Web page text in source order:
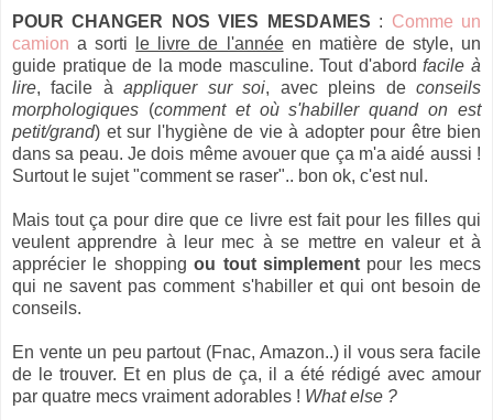
POUR CHANGER NOS VIES MESDAMES : Comme un
camion a sorti le livre de l'annéeen matière de style, un
guide pratique de la mode masculine. Tout d'abordfacile à
lire, facile àappliquer sur soi, avec pleins deconseils
morphologiques (comment et où s'habiller quand on est
petit/grand) et sur l'hygiène de vie à adopter pour être bien
dans sa peau. Je dois même avouer que ça m'a aidé aussi !
Surtout le sujet "comment se raser".. bon ok, c'est nul.
Mais tout ça pour dire que ce livre est fait pour les filles qui
veulent apprendre à leur mec à se mettre en valeur et à
apprécier le shoppingou tout simplementpour les mecs
qui ne savent pas comment s'habiller et qui ont besoin de
conseils.
En vente un peu partout (Fnac, Amazon..) il vous sera facile
de le trouver. Et en plus de ça, il a été rédigé avec amour
par quatre mecs vraiment adorables ! What else ?